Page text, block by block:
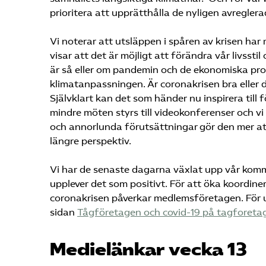
prioritera att upprätthålla de nyligen
Vi noterar att utsläppen i spåren av krisen
visar att det är möjligt att förändra vår livsstil
är så eller om pandemin och de ekonomiska
klimatanpassningen. Är coronakrisen bra
Självklart kan det som händer nu inspirera till
mindre möten styrs till videokonferenser och
och annorlunda förutsättningar gör den mer
längre perspektiv.
Vi har de senaste dagarna växlat upp vår
upplever det som positivt. För att öka
coronakrisen påverkar medlemsföretagen.
sidan Tågföretagen och covid-19 på
Medielänkar vecka 13